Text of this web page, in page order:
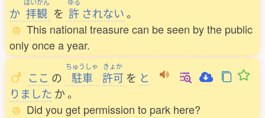
か
はいかん
拝観 を
ゆる
許 されない。
This national treasure can be seen by the public
only once a year.
ここ の
ちゅうしゃ
駐車
きょか
許可 を と
りました か。
Did you get permission to park here?